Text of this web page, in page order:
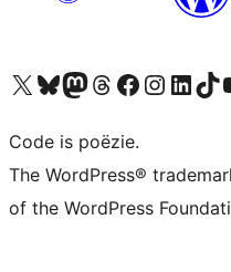
Bezoek ons X (voorheen Twitter) account
Bezoek ons Bluesky account
Bezoek ons Mastodon account
Bezoek ons Threads account
Onze Facebook pagina
Bezoek ons Instagram
Bezoek ons
Bezoek
Code is poëzie.
The WordPress®
of the WordPress